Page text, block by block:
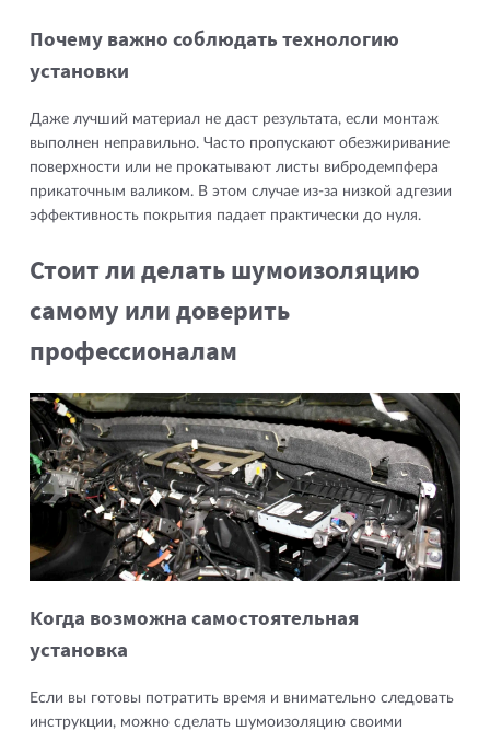
Почему важно соблюдать технологию
установки
Даже лучший материал не даст результата, если монтаж
выполнен неправильно. Часто пропускают обезжиривание
поверхности или не прокатывают листы вибродемпфера
прикаточным валиком. В этом случае из-за низкой адгезии
эффективность покрытия падает практически до нуля.
Стоит ли делать шумоизоляцию
самому или доверить
профессионалам
Когда возможна самостоятельная
установка
Если вы готовы потратить время и внимательно следовать
инструкции, можно сделать шумоизоляцию своими